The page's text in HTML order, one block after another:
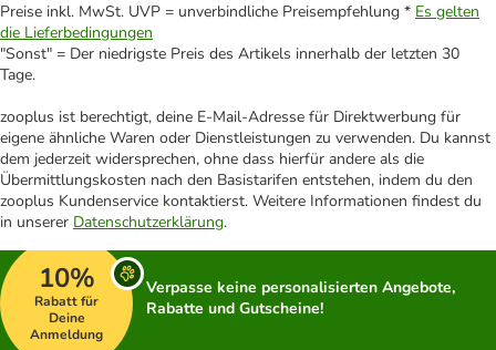
Preise inkl. MwSt. UVP = unverbindliche Preisempfehlung * Es gelten
die Lieferbedingungen
"Sonst" = Der niedrigste Preis des Artikels innerhalb der letzten 30
Tage.
zooplus ist berechtigt, deine E-Mail-Adresse für Direktwerbung für
eigene ähnliche Waren oder Dienstleistungen zu verwenden. Du kannst
dem jederzeit widersprechen, ohne dass hierfür andere als die
Übermittlungskosten nach den Basistarifen entstehen, indem du den
zooplus Kundenservice kontaktierst. Weitere Informationen findest du
in unserer Datenschutzerklärung.
10%
Rabatt für
Deine
Anmeldung
Verpasse keine personalisierten Angebote,
Rabatte und Gutscheine!